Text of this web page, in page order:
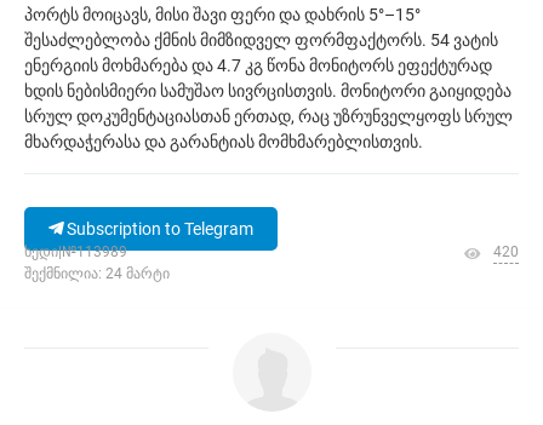
პორტს მოიცავს, მისი შავი ფერი და დახრის 5°–15°
შესაძლებლობა ქმნის მიმზიდველ ფორმფაქტორს. 54 ვატის
ენერგიის მოხმარება და 4.7 კგ წონა მონიტორს ეფექტურად
ხდის ნებისმიერი სამუშაო სივრცისთვის. მონიტორი გაიყიდება
სრულ დოკუმენტაციასთან ერთად, რაც უზრუნველყოფს სრულ
მხარდაჭერასა და გარანტიას მომხმარებლისთვის.
Subscription to Telegram
ხედი|№113989
შექმნილია: 24 მარტი
420